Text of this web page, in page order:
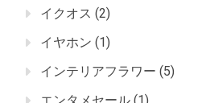
イクオス (2)
イヤホン (1)
インテリアフラワー (5)